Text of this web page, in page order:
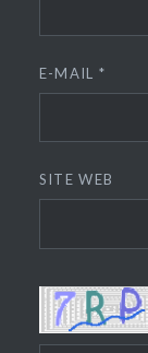
E-MAIL *
SITE WEB